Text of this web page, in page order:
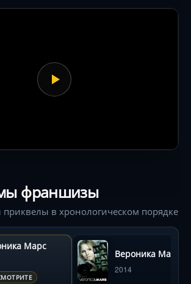
франшизы
в хронологическом порядке
Марс
Вероника Марс
2014